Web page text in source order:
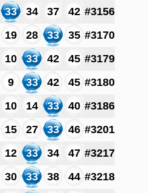
33 34 37 42 #3156
19 28 33 35 #3170
10 33 42 45 #3179
9 33 42 45 #3180
10 14 33 40 #3186
15 27 33 46 #3201
12 33 34 47 #3217
30 33 38 44 #3218